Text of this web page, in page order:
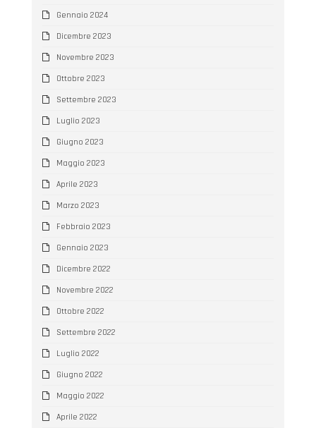
Gennaio 2024
Dicembre 2023
Novembre 2023
Ottobre 2023
Settembre 2023
Luglio 2023
Giugno 2023
Maggio 2023
Aprile 2023
Marzo 2023
Febbraio 2023
Gennaio 2023
Dicembre 2022
Novembre 2022
Ottobre 2022
Settembre 2022
Luglio 2022
Giugno 2022
Maggio 2022
Aprile 2022